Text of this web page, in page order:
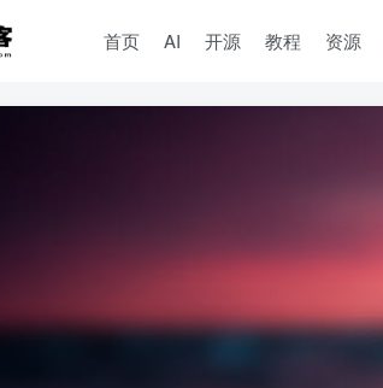
首页 AI 开源 教程 资源